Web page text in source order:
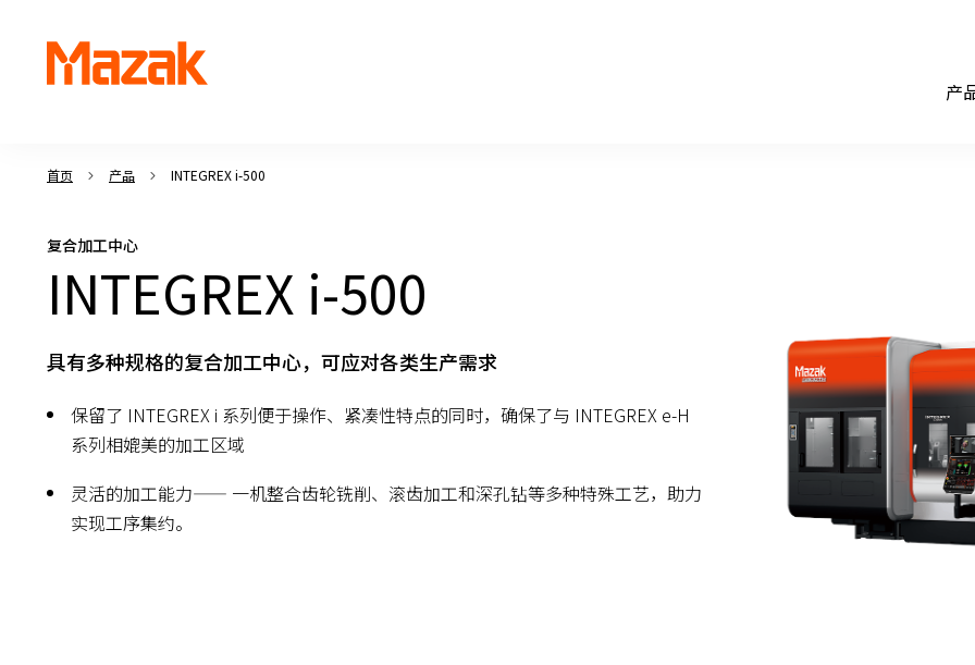
产
首页 产品 INTEGREX i-500
复合加工中心
INTEGREX i-500
具有多种规格的复合加工中心，可应对各类生产需求
保留了 INTEGREX i 系列便于操作、紧凑性特点的同时，确保了与 INTEGREX e-H
系列相媲美的加工区域
灵活的加工能力—— 一机整合齿轮铣削、滚齿加工和深孔钻等多种特殊工艺，助力
实现工序集约。